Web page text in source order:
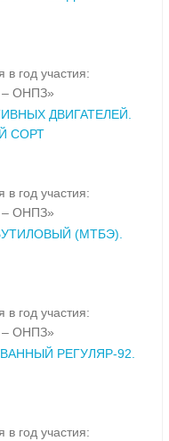
в год участия:
ОНПЗ»
ДВИГАТЕЛЕЙ.
СОРТ
в год участия:
ОНПЗ»
(МТБЭ).
в год участия:
ОНПЗ»
РЕГУЛЯР-92.
в год участия: